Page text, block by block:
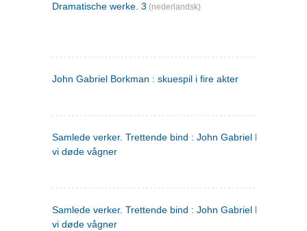
Dramatische werke. 3 (nederlandsk)
John Gabriel Borkman : skuespil i fire akter
Samlede verker. Trettende bind : John Gabriel Borkman ;
vi døde vågner
Samlede verker. Trettende bind : John Gabriel Borkman ;
vi døde vågner